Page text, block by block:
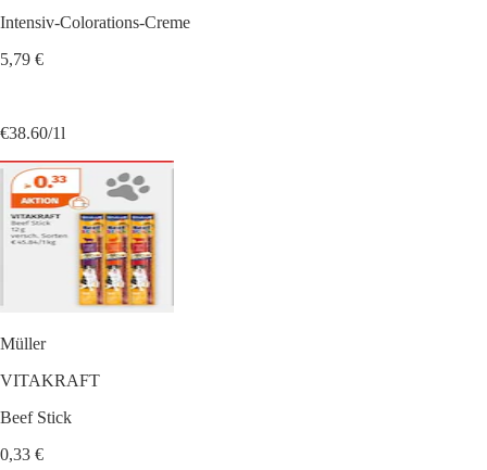
Intensiv-Colorations-Creme
5,79 €
€38.60/1l
Müller
VITAKRAFT
Beef Stick
0,33 €